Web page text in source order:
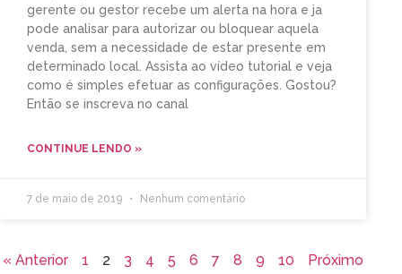
gerente ou gestor recebe um alerta na hora e ja
pode analisar para autorizar ou bloquear aquela
venda, sem a necessidade de estar presente em
determinado local. Assista ao vídeo tutorial e veja
como é simples efetuar as configurações. Gostou?
Então se inscreva no canal
CONTINUE LENDO »
7 de maio de 2019 Nenhum comentário
« Anterior 1 2 3 4 5 6 7 8 9 10
Próximo